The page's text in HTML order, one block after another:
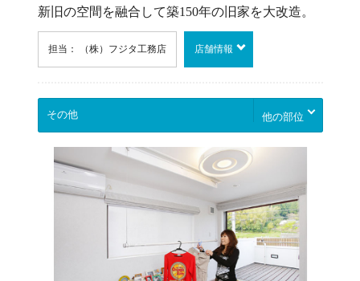
新旧の空間を融合して築150年の旧家を大改造。
担当： （株）フジタ工務店 店舗情報
他の部位